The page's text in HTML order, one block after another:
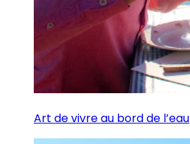
Art de vivre au bord de l’eau